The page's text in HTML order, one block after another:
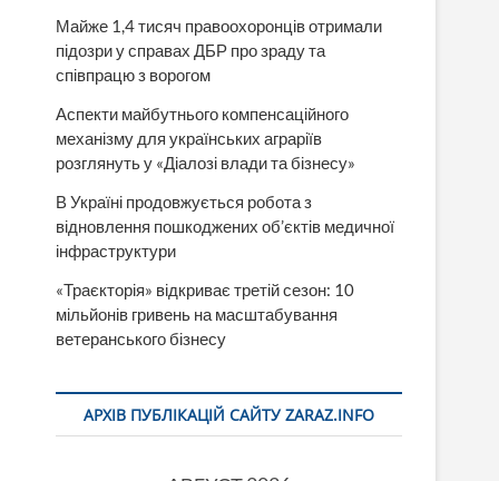
Майже 1,4 тисяч правоохоронців отримали
підозри у справах ДБР про зраду та
співпрацю з ворогом
Аспекти майбутнього компенсаційного
механізму для українських аграріїв
розглянуть у «Діалозі влади та бізнесу»
В Україні продовжується робота з
відновлення пошкоджених об’єктів медичної
інфраструктури
«Траєкторія» відкриває третій сезон: 10
мільйонів гривень на масштабування
ветеранського бізнесу
АРХІВ ПУБЛІКАЦІЙ САЙТУ ZARAZ.INFO